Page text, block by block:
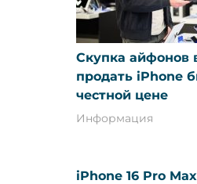
Скупка айфонов
продать iPhone
честной цене
Информация
iPhone 16 Pro